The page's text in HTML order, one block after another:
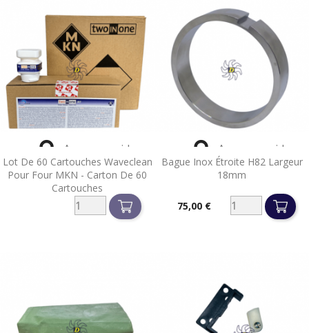
Lot De 60 Cartouches Waveclean
Pour Four MKN - Carton De 60
Cartouches
 Aperçu rapide
Bague Inox Étroite H82 Largeur
18mm
75,00 €
 Aperçu rapide